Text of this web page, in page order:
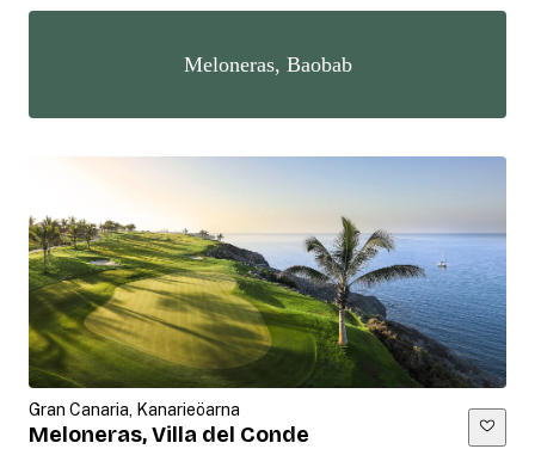
Meloneras, Baobab
Gran Canaria, Kanarieöarna
Meloneras, Villa del Conde